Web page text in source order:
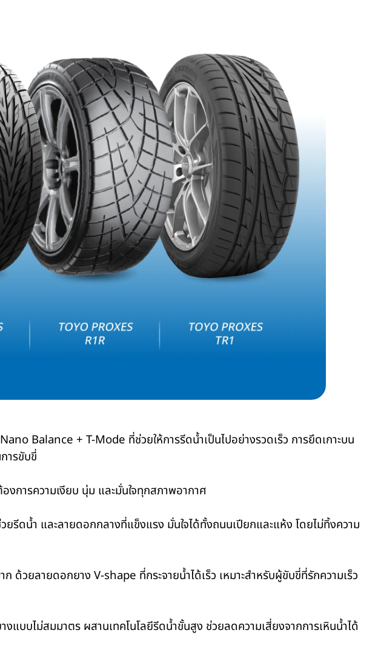
Nano Balance + T-Mode ที่ช่วยให้การรีดน้ำเป็นไปอย่างรวดเร็ว การยึดเกาะบน
ารขับขี่
งการความเงียบ นุ่ม และมั่นใจทุกสภาพอากาศ
ดน้ำ และลายดอกกลางที่แข็งแรง มั่นใจได้ทั้งถนนเปียกและแห้ง โดยไม่ทิ้งความ
ก ด้วยลายดอกยาง V-shape ที่กระจายน้ำได้เร็ว เหมาะสำหรับผู้ขับขี่ที่รักความเร็ว
บไม่สมมาตร ผสานเทคโนโลยีรีดน้ำขั้นสูง ช่วยลดความเสี่ยงจากการเหินน้ำได้